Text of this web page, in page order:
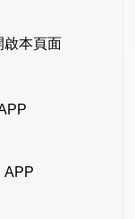
啟本頁面
APP